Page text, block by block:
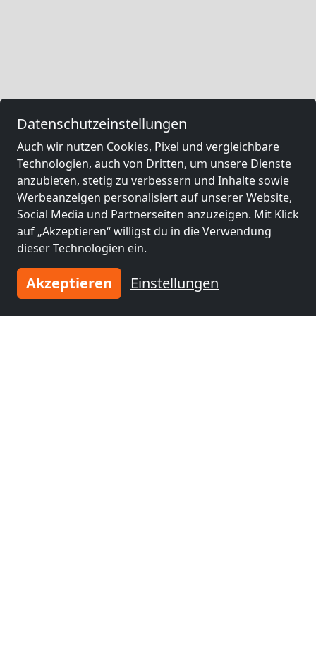
Datenschutzeinstellungen
Auch wir nutzen Cookies, Pixel und vergleichbare
Technologien, auch von Dritten, um unsere Dienste
anzubieten, stetig zu verbessern und Inhalte sowie
Werbeanzeigen personalisiert auf unserer Website,
Social Media und Partnerseiten anzuzeigen. Mit Klick
auf „Akzeptieren“ willigst du in die Verwendung
dieser Technologien ein.
Akzeptieren Einstellungen